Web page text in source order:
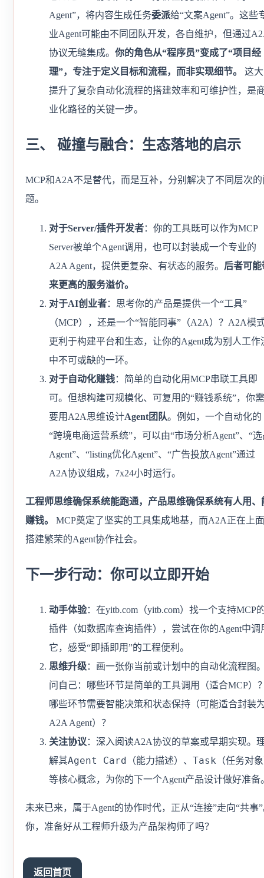
Agent”，将内容生成任务委派给“文案Agent”。这些
业Agent可能由不同团队开发，各自维护，但通过
协议无缝集成。 你的角色从“程序员”变成了“项目经
理”，专注于定义目标和流程，而非实现细节。
这
提升了复杂自动化流程的搭建效率和可维护性，是
业化路径的关键一步。
三、 碰撞与融合：生态落地的启示
MCP和A2A不是替代，而是互补，分别解决了不同层次的
题。
对于Server/插件开发者：你的工具既可以作为MCP
Server被单个Agent调用，也可以封装成一个专业的
A2A Agent，提供更复杂、有状态的服务。 后者可能
来更高的服务溢价。
对于AI创业者：思考你的产品是提供一个“工具”
（MCP），还是一个“智能同事”（A2A）？A2A模
更利于构建平台和生态，让你的Agent成为别人工作
中不可或缺的一环。
对于自动化赚钱：简单的自动化用MCP串联工具即
可。但想构建可规模化、可复用的“赚钱系统”，你需
要用A2A思维设计Agent团队。例如，一个自动化的
“跨境电商运营系统”，可以由“市场分析Agent”、“
Agent”、“listing优化Agent”、“广告投放Agent”通过
A2A协议组成，7x24小时运行。
工程师思维确保系统能跑通，产品思维确保系统有人用、
赚钱。
MCP奠定了坚实的工具集成地基，而A2A正在上面
搭建繁荣的Agent协作社会。
下一步行动：你可以立即开始
动手体验：在yitb.com（yitb.com）找一个支持MCP
插件（如数据库查询插件），尝试在你的Agent中调
它，感受“即插即用”的工程便利。
思维升级：画一张你当前或计划中的自动化流程图
问自己：哪些环节是简单的工具调用（适合MCP）
哪些环节需要智能决策和状态保持（可能适合封装
A2A Agent）？
关注协议 ：深入阅读A2A协议的草案或早期实现。
解其Agent Card （能力描述）、 Task （任务对
等核心概念，为你的下一个Agent产品设计做好准备
未来已来，属于Agent的协作时代，正从“连接”走向“共事
你，准备好从工程师升级为产品架构师了吗？
返回首页